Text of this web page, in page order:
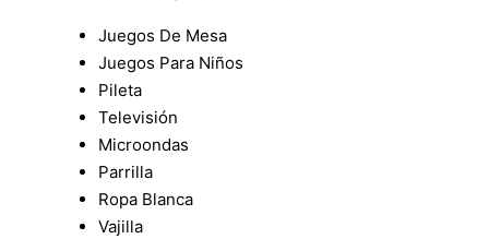
Juegos De Mesa
Juegos Para Niños
Pileta
Televisión
Microondas
Parrilla
Ropa Blanca
Vajilla